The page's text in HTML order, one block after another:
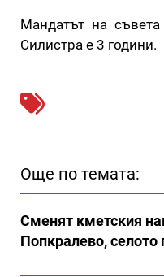
Мандатът на
Силистра е 3 години.
Още по темата:
Сменят кметския
Попкралево, селото